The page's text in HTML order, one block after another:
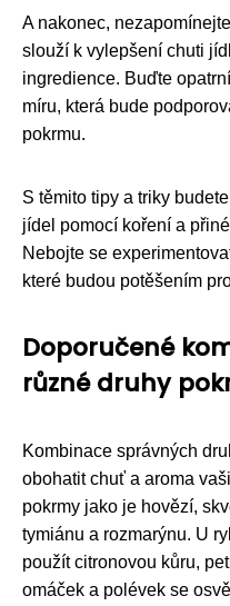
A nakonec,
slouží k vylepšení chuti
ingredience. Buďte
míru, která bude
pokrmu.
S těmito tipy a triky
jídel pomocí koření a
Nebojte se
které budou potěšením
Doporučené
různé druhy
Kombinace správných
obohatit chuť a aroma
pokrmy jako je hovězí,
tymiánu a rozmarýnu. U
použít citronovou kůru,
omáček a polévek se